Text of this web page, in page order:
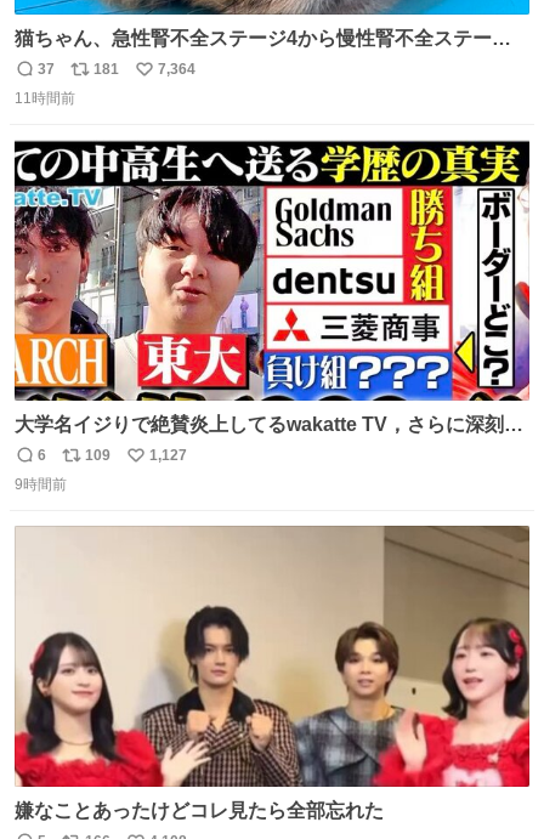
猫ちゃん、急性腎不全ステージ4から慢性腎不全ステージ2
になりました😭点滴も週一で大丈夫になった… このままだ
と2、3日持たないって言われたのが嘘みたい…本当に嬉し
道泣きながら歩いてたら向こうから来た人にすごい顔され
た🫠
返
信
37
リ
ポ
ト
数
181
い
数
7,364
11時間前
大学名イジりで絶賛炎上してるwakatte TV，さらに深刻な
問題はこっちでは？ ・都内の特定企業に入るのを極度に推
奨し，それ以外の地域で堅実に生きるのを周縁化する ・恋
化する ・院生が研究環境を求め他大学に移るのを批判する
返
信
6
リ
ポ
109
い
1,127
9時間前
嫌なことあったけどコレ見たら全部忘れた